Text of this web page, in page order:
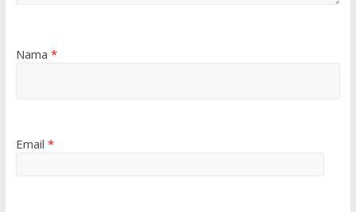
Nama *
Email *